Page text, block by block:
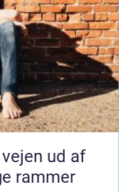
ud af
rammer